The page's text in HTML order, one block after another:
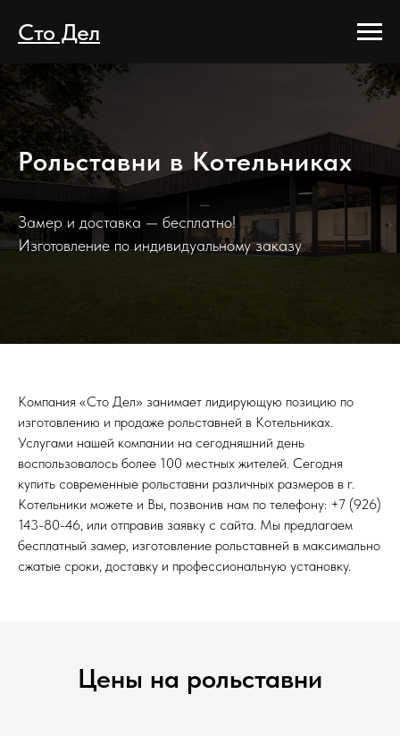
Сто Дел
Рольставни в Котельниках
Замер и доставка — бесплатно!
Изготовление по индивидуальному заказу
Компания «Сто Дел» занимает лидирующую позицию по
изготовлению и продаже рольставней в Котельниках.
Услугами нашей компании на сегодняшний день
воспользовалось более 100 местных жителей. Сегодня
купить современные рольставни различных размеров в г.
Котельники можете и Вы, позвонив нам по телефону: +7 (926)
143-80-46, или отправив заявку с сайта. Мы предлагаем
бесплатный замер, изготовление рольставней в максимально
сжатые сроки, доставку и профессиональную установку.
Цены на рольставни